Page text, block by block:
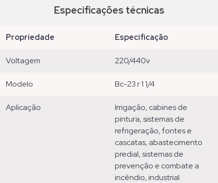
Especificações técnicas
propriedade especificação
voltagem 220/440v
modelo bc-23 r 1 1/4
aplicação
irrigação, cabines de
pintura, sistemas de
refrigeração, fontes e
cascatas, abastecimento
predial, sistemas de
prevenção e combate a
incêndio, industrial.